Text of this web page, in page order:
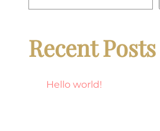
Recent Posts
Hello world!